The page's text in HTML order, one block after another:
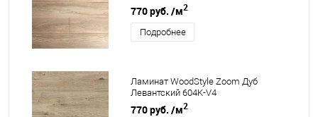
770 руб. /м2
Подробнее
Ламинат WoodStyle Zoom Дуб
Левантский 604K-V4
770 руб. /м2